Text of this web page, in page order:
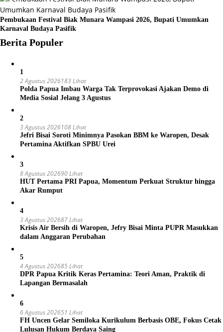
Pembukaan Festival Biak Munara Wampasi 2026, Bupati Umumkan
Karnaval Budaya Pasifik
Berita Populer
1
2 Agustus 2026183 Lihat
Polda Papua Imbau Warga Tak Terprovokasi Ajakan Demo di
Media Sosial Jelang 3 Agustus
2
3 Agustus 2026108 Lihat
Jefri Bisai Soroti Minimnya Pasokan BBM ke Waropen, Desak
Pertamina Aktifkan SPBU Urei
3
8 Agustus 202690 Lihat
HUT Pertama PRI Papua, Momentum Perkuat Struktur hingga
Akar Rumput
4
3 Agustus 202687 Lihat
Krisis Air Bersih di Waropen, Jefry Bisai Minta PUPR Masukkan
dalam Anggaran Perubahan
5
4 Agustus 202685 Lihat
DPR Papua Kritik Keras Pertamina: Teori Aman, Praktik di
Lapangan Bermasalah
6
6 Agustus 202651 Lihat
FH Uncen Gelar Semiloka Kurikulum Berbasis OBE, Fokus Cetak
Lulusan Hukum Berdaya Saing